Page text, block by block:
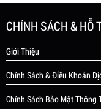
CHÍNH SÁCH & HỖ
Giới Thiệu
Chính Sách & Điều Khoản
Chính Sách Bảo Mật Thông